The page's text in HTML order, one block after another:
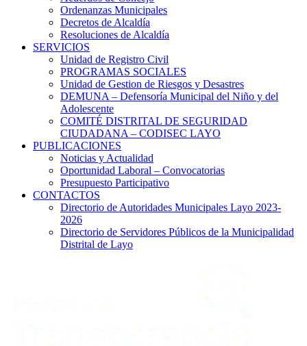
Ordenanzas Municipales
Decretos de Alcaldía
Resoluciones de Alcaldía
SERVICIOS
Unidad de Registro Civil
PROGRAMAS SOCIALES
Unidad de Gestion de Riesgos y Desastres
DEMUNA – Defensoría Municipal del Niño y del
Adolescente
COMITÉ DISTRITAL DE SEGURIDAD
CIUDADANA – CODISEC LAYO
PUBLICACIONES
Noticias y Actualidad
Oportunidad Laboral – Convocatorias
Presupuesto Participativo
CONTACTOS
Directorio de Autoridades Municipales Layo 2023-
2026
Directorio de Servidores Públicos de la Municipalidad
Distrital de Layo